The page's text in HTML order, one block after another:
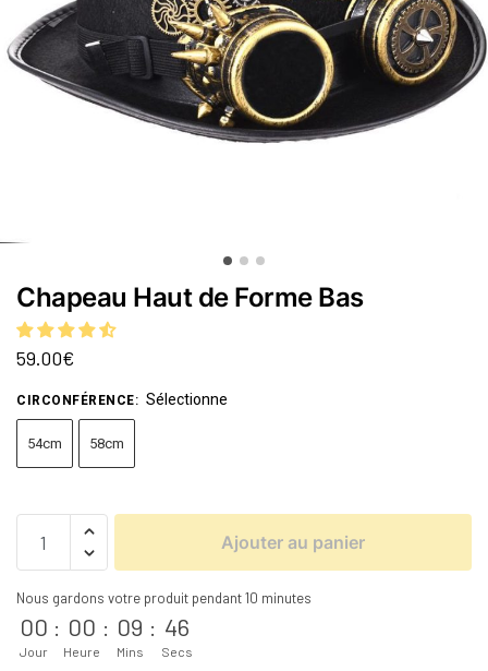
Chapeau Haut de Forme Bas
59.00€
CIRCONFÉRENCE: Sélectionne
54cm 58cm
Ajouter au panier
Nous gardons votre produit pendant 10 minutes
00
Jour
: 00
Heure
: 09
Mins
: 45
Secs